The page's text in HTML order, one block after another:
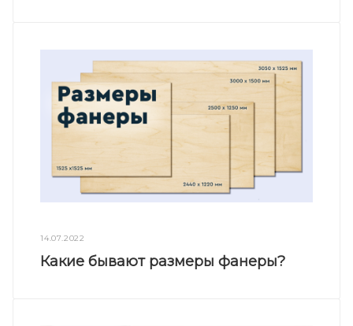
14.07.2022
Какие бывают размеры фанеры?